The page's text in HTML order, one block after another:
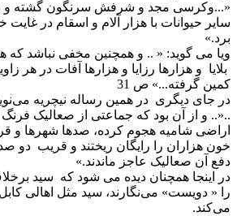
«...وکرسی مجد و شرفش سرنگون گشته و
سایر حیوانات با هزار آلام و اسقام در
برد.»
ویا می گوید: « .. و همچنین مخفی نباشد که
بلایا و هزارها رزایا و هزارها آفات در هر
کمین گرفته...» ص 31
در جای دیگری در همین رساله نیچریه
..«.. و از آن بود که جماعتی از صعالیک
اراضی شامیه هجوم کرده، صدها شهرها و
خون هزاران را رایگان ریختند و قریب دو
دفع آن صعالیک عاجز ماندند.»
در اینجا همچنان دیده می شود که سید
را « دویست» می‌نگارند، سید مثل اهالی
می‌کند.